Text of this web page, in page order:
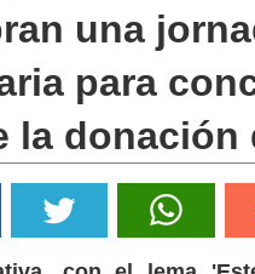
una
para
la donación